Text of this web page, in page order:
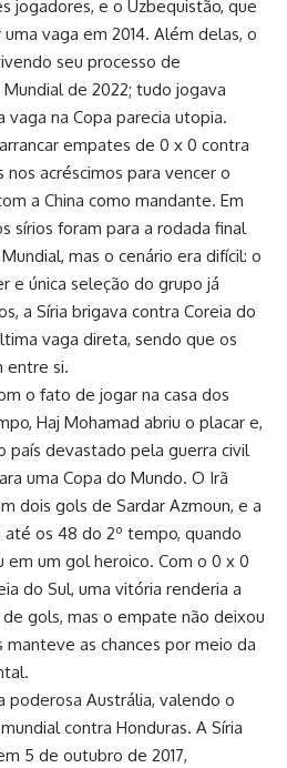
jogadores, e o Uzbequistão, que
vaga em 2014. Além delas, o
seu processo de
de 2022; tudo jogava
vaga na Copa parecia utopia.
empates de 0 x 0 contra
nos acréscimos para vencer o
a China como mandante. Em
sírios foram para a rodada final
mas o cenário era difícil: o
e única seleção do grupo já
a Síria brigava contra Coreia do
vaga direta, sendo que os
entre si.
o fato de jogar na casa dos
Haj Mohamad abriu o placar e,
país devastado pela guerra civil
uma Copa do Mundo. O Irã
dois gols de Sardar Azmoun, e a
até os 48 do 2º tempo, quando
em um gol heroico. Com o 0 x 0
do Sul, uma vitória renderia a
gols, mas o empate não deixou
as chances por meio da
poderosa Austrália, valendo o
contra Honduras. A Síria
5 de outubro de 2017,